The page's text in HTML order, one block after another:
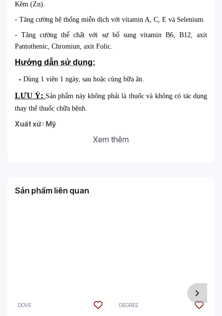
Kẽm (Zn).
- Tăng cường hệ thống miễn dịch với vitamin A, C, E và Selenium.
- Tăng cường thể chất với sự bổ sung vitamin B6, B12, axit
Pantothenic, Chromiun, axit Folic.
Hướng dẫn sử dụng:
- Dùng 1 viên 1 ngày, sau hoặc cùng bữa ăn.
LƯU Ý: Sản phẩm này không phải là thuốc và không có tác dụng
thay thế thuốc chữa bệnh.
Xuất xứ : Mỹ
Xem thêm
Sản phẩm liên quan
DOVE DEGREE